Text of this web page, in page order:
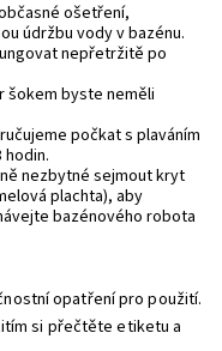
ošetření,
údržbu vody v bazénu.
nepřetržitě po
šokem byste neměli
počkat s plaváním
hodin.
nezbytné sejmout kryt
plachta), aby
bazénového robota
opatření pro použití.
si přečtěte etiketu a